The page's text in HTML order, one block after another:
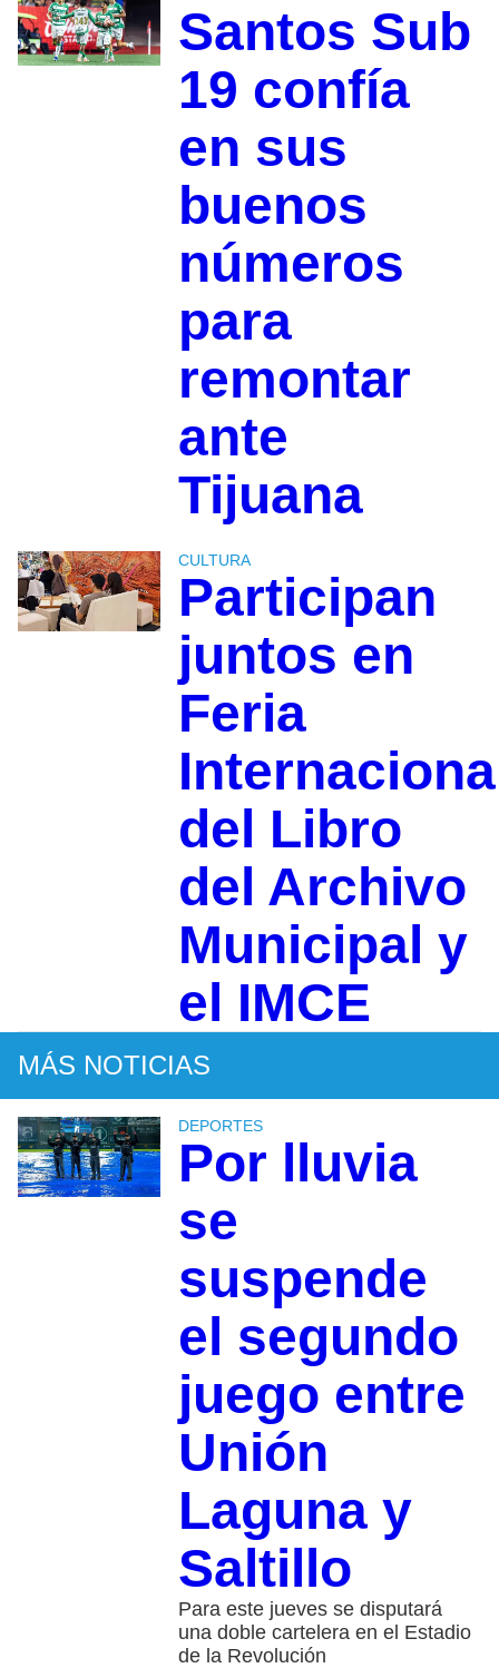
Santos Sub
19 confía
en sus
buenos
números
para
remontar
ante
Tijuana
CULTURA
Participan
juntos en
Feria
del Libro
del Archivo
Municipal y
el IMCE
MÁS NOTICIAS
DEPORTES
Por lluvia
se
suspende
el segundo
juego entre
Unión
Laguna y
Saltillo
Para este jueves se disputará
una doble cartelera en el Estadio
de la Revolución